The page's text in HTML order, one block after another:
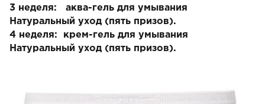
3 неделя: аква-гель для умывания
Натуральный уход (пять призов).
4 неделя: крем-гель для умывания
Натуральный уход (пять призов).